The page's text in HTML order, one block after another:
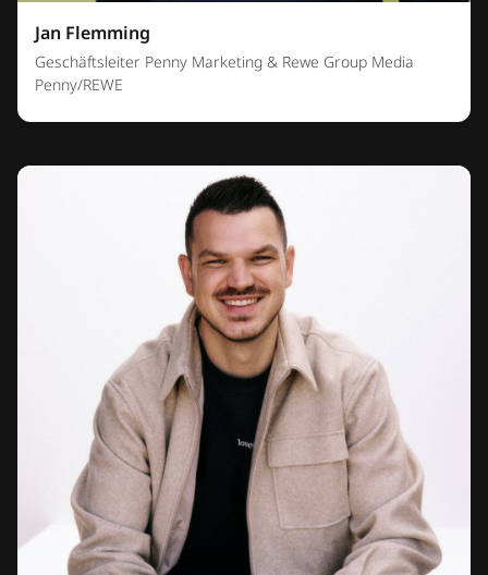
Jan Flemming
Geschäftsleiter Penny Marketing & Rewe Group Media
Penny/REWE